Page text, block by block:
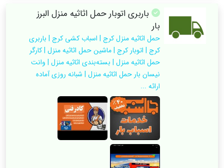
باربری اتوبار حمل اثاثیه منزل البرز
بار
حمل اثاثیه منزل کرج | اسباب کشی کرج | باربری
کرج | اتوبار کرج | ماشین حمل اثاثیه منزل | کارگر
حمل اثاثیه منزل | بسته‌بندی اثاثیه منزل | وانت
نیسان بار حمل اثاثیه منزل | شبانه روزی آماده
ارائه ...